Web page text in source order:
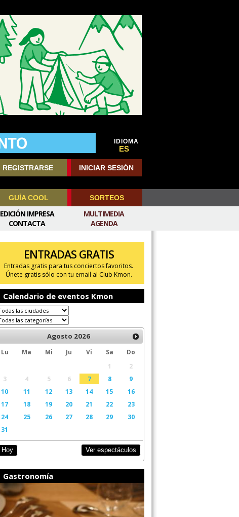
IDIOMA
ES
REGISTRARSE INICIAR SESIÓN
GUÍA COOL SORTEOS
MULTIMEDIA
AGENDA
EDICIÓN IMPRESA
CONTACTA
ENTRADAS GRATIS
Entradas gratis para tus conciertos favoritos.
Únete gratis sólo con tu email al Club Kmon.
Calendario de eventos Kmon
Agosto 2026
Lu Ma Mi Ju Vi Sa
Do
1
2
3
4 5 6 7 8
9
10
11 12 13 14 15
16
17
18 19 20 21 22
23
24
25 26 27 28 29
30
31
Hoy Ver espectáculos
Gastronomía